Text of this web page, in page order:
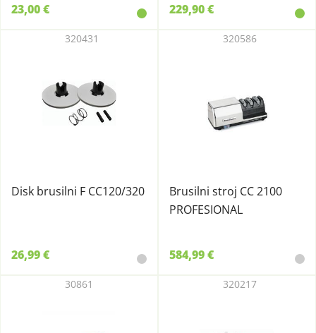
23,00 € 229,90 €
Disk brusilni F CC120/320
320431
26,99 €
Brusilni stroj CC 2100
PROFESIONAL
320586
584,99 €
30861 320217